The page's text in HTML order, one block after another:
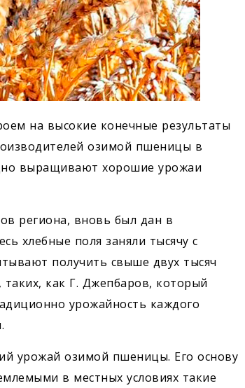
на высокие конечные результаты
озимой пшеницы в
выращивают хорошие урожаи
региона, вновь был дан в
хлебные поля заняли тысячу с
получить свыше двух тысяч
таких, как Г. Джепбаров, который
урожайность каждого
урожай озимой пшеницы. Его основу
в местных условиях такие